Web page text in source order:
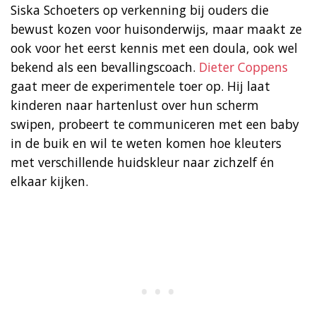
Siska Schoeters op verkenning bij ouders die
bewust kozen voor huisonderwijs, maar maakt ze
ook voor het eerst kennis met een doula, ook wel
bekend als een bevallingscoach. Dieter Coppens
gaat meer de experimentele toer op. Hij laat
kinderen naar hartenlust over hun scherm
swipen, probeert te communiceren met een baby
in de buik en wil te weten komen hoe kleuters
met verschillende huidskleur naar zichzelf én
elkaar kijken.